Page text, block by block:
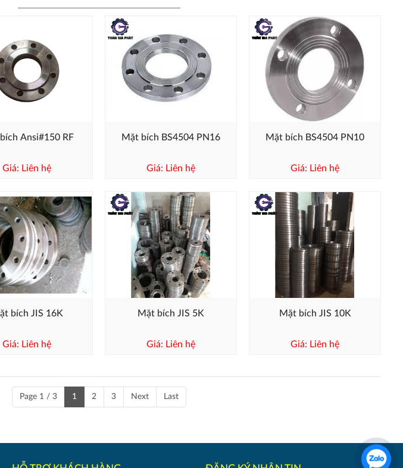
Ansi#150 RF
Giá: Liên hệ
Mặt bích BS4504 PN16
Giá: Liên hệ
Mặt bích BS4504 PN10
Giá: Liên hệ
bích JIS 16K
Giá: Liên hệ
Mặt bích JIS 5K
Giá: Liên hệ
Mặt bích JIS 10K
Giá: Liên hệ
Page 1 / 3 1 2 3 Next Last